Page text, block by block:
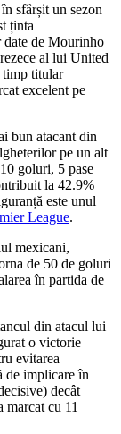
sfârșit un sezon
ținta
de Mourinho
al lui United
timp titular
excelent pe
bun atacant din
pe un alt
goluri, 5 pase
la 42.9%
este unul
League.
mexicani,
de 50 de goluri
în partida de
din atacul lui
o victorie
evitarea
de implicare în
decât
marcat cu 11